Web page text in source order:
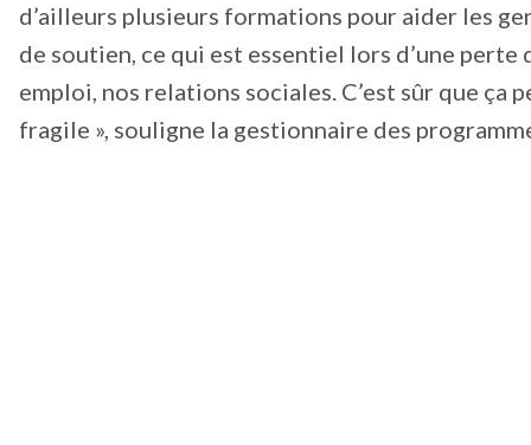
d’ailleurs plusieurs formations pour aider les
de soutien, ce qui est essentiel lors d’une
emploi, nos relations sociales. C’est sûr que ça
fragile », souligne la gestionnaire des